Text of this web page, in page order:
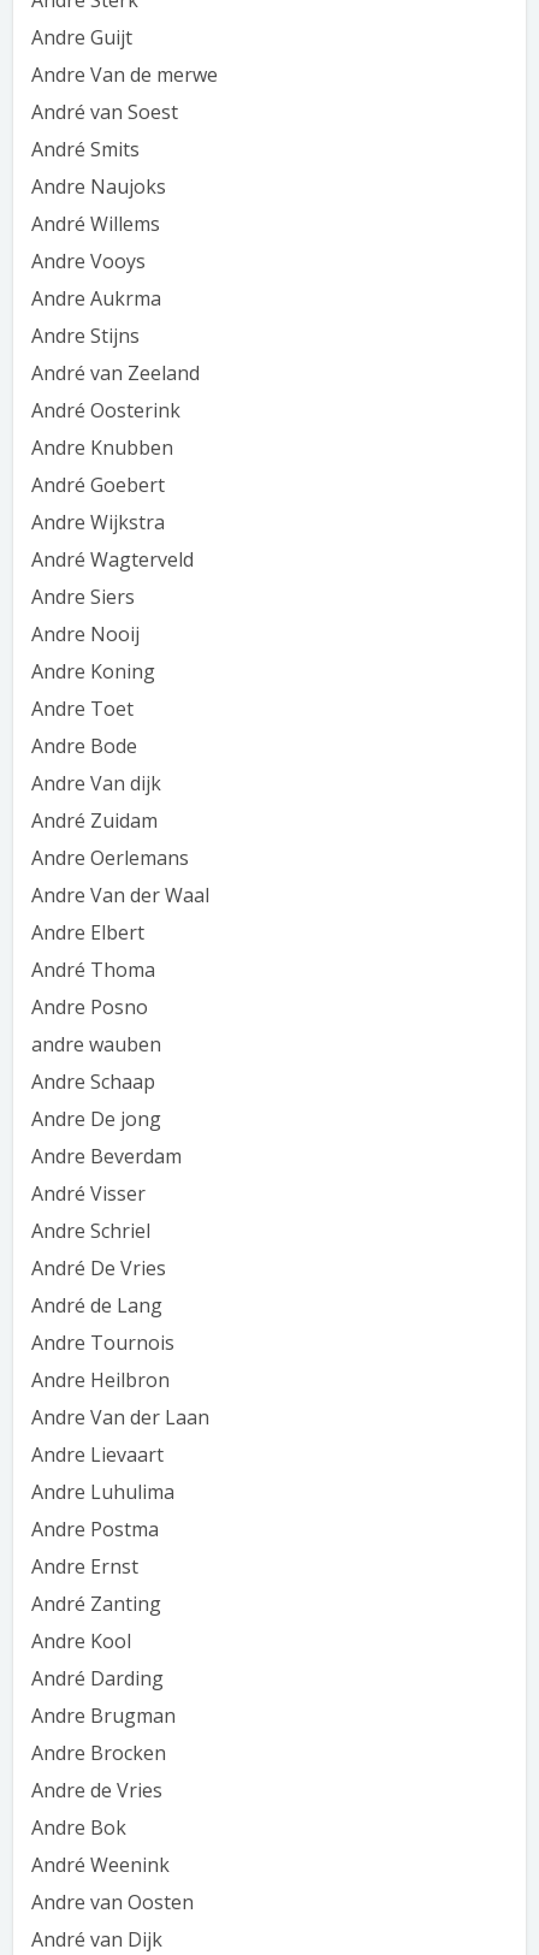
Andre Guijt
Andre Van de merwe
André van Soest
André Smits
Andre Naujoks
André Willems
Andre Vooys
Andre Aukrma
Andre Stijns
André van Zeeland
André Oosterink
Andre Knubben
André Goebert
Andre Wijkstra
André Wagterveld
Andre Siers
Andre Nooij
Andre Koning
Andre Toet
Andre Bode
Andre Van dijk
André Zuidam
Andre Oerlemans
Andre Van der Waal
Andre Elbert
André Thoma
Andre Posno
andre wauben
Andre Schaap
Andre De jong
Andre Beverdam
André Visser
Andre Schriel
André De Vries
André de Lang
Andre Tournois
Andre Heilbron
Andre Van der Laan
Andre Lievaart
Andre Luhulima
Andre Postma
Andre Ernst
André Zanting
Andre Kool
André Darding
Andre Brugman
Andre Brocken
Andre de Vries
Andre Bok
André Weenink
Andre van Oosten
André van Dijk